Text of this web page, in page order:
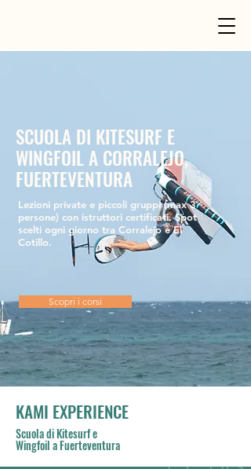
SCUOLA DI KITESURF E
WINGFOIL A CORRALEJO,
FUERTEVENTURA
Lezioni private e piccoli gruppi (max 3
persone) con istruttori certificati. Spot
scelti ogni giorno tra Corralejo e El
Cotillo.
Scopri i corsi
KAMI EXPERIENCE
Scuola di Kitesurf e
Wingfoil a Fuerteventura